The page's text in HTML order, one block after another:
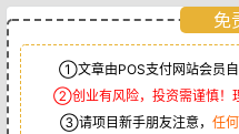
免
①文章由POS支付网站会员自
②创业有风险，投资需谨慎！
③请项目新手朋友注意， 任